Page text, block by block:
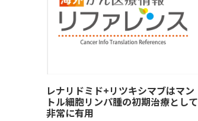
レナリドミド+リツキシマブはマン
トル細胞リンパ腫の初期治療として
非常に有用